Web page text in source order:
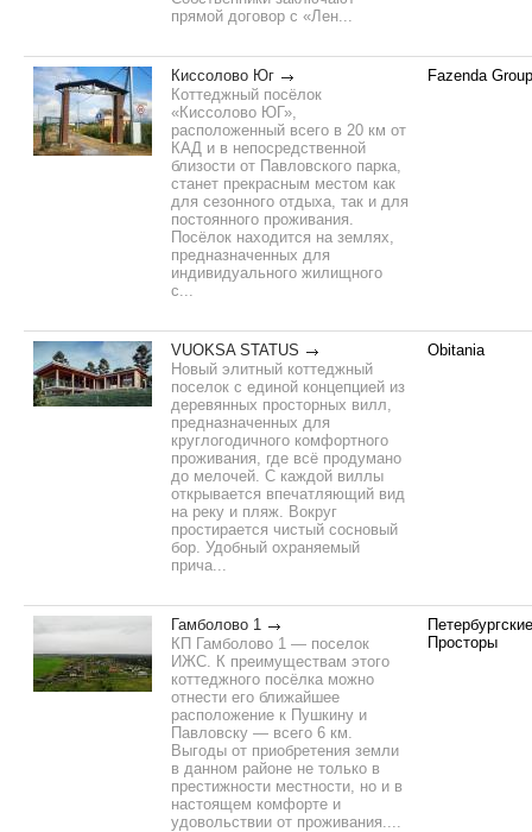
прямой договор с «Лен...
Киссолово Юг
Коттеджный посёлок
«Киссолово ЮГ»,
расположенный всего в 20 км от
КАД и в непосредственной
близости от Павловского парка,
станет прекрасным местом как
для сезонного отдыха, так и для
постоянного проживания.
Посёлок находится на землях,
предназначенных для
индивидуального жилищного
с...
Fazenda Group
VUOKSA STATUS
Новый элитный коттеджный
поселок с единой концепцией из
деревянных просторных вилл,
предназначенных для
круглогодичного комфортного
проживания, где всё продумано
до мелочей. С каждой виллы
открывается впечатляющий вид
на реку и пляж. Вокруг
простирается чистый сосновый
бор. Удобный охраняемый
прича...
Obitania
Гамболово 1
КП Гамболово 1 — поселок
ИЖС. К преимуществам этого
коттеджного посёлка можно
отнести его ближайшее
расположение к Пушкину и
Павловску — всего 6 км.
Выгоды от приобретения земли
в данном районе не только в
престижности местности, но и в
настоящем комфорте и
удовольствии от проживания....
Петербургские
Просторы